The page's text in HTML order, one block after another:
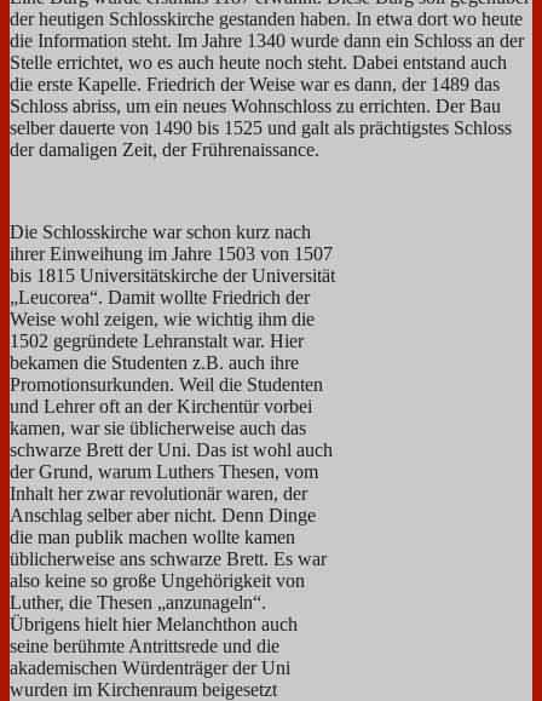
der heutigen Schlosskirche gestanden haben. In etwa dort wo heute
die Information steht. Im Jahre 1340 wurde dann ein Schloss an der
Stelle errichtet, wo es auch heute noch steht. Dabei entstand auch
die erste Kapelle. Friedrich der Weise war es dann, der 1489 das
Schloss abriss, um ein neues Wohnschloss zu errichten. Der Bau
selber dauerte von 1490 bis 1525 und galt als prächtigstes Schloss
der damaligen Zeit, der Frührenaissance.
Die Schlosskirche war schon kurz nach
ihrer Einweihung im Jahre 1503 von 1507
bis 1815 Universitätskirche der Universität
„Leucorea“. Damit wollte Friedrich der
Weise wohl zeigen, wie wichtig ihm die
1502 gegründete Lehranstalt war. Hier
bekamen die Studenten z.B. auch ihre
Promotionsurkunden. Weil die Studenten
und Lehrer oft an der Kirchentür vorbei
kamen, war sie üblicherweise auch das
schwarze Brett der Uni. Das ist wohl auch
der Grund, warum Luthers Thesen, vom
Inhalt her zwar revolutionär waren, der
Anschlag selber aber nicht. Denn Dinge
die man publik machen wollte kamen
üblicherweise ans schwarze Brett. Es war
also keine so große Ungehörigkeit von
Luther, die Thesen „anzunageln“.
Übrigens hielt hier Melanchthon auch
seine berühmte Antrittsrede und die
akademischen Würdenträger der Uni
wurden im Kirchenraum beigesetzt